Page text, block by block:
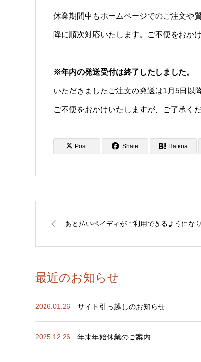
休業期間中もホームページでのご注文や
降に順次対応いたします。ご不便をおか
※年内の発送受付は終了したしました。
いただきましたご注文の発送は1月5日以
ご不便をおかけいたしますが、ご了承くだ
Post Share Hatena
あと払いペイディがご利用できるようにな
最近のお知らせ
2026.01.26 サイト引っ越しのお知らせ
2025.12.26 年末年始休業のご案内